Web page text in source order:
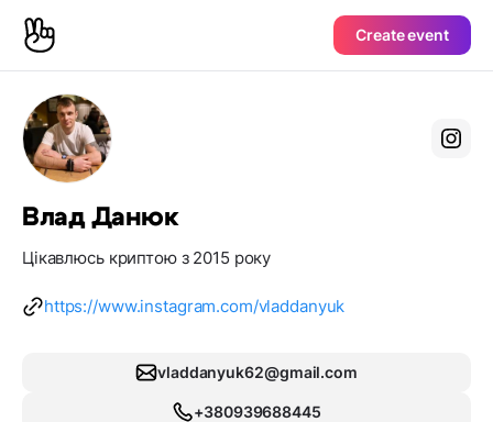
Create event
Влад Данюк
Цікавлюсь криптою з 2015 року
https://www.instagram.com/vladdanyuk
vladdanyuk62@gmail.com
+380939688445